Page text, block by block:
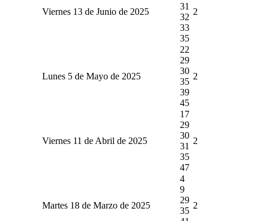
Viernes 13 de Junio de 2025
31
32
33
35
2
Lunes 5 de Mayo de 2025
22
29
30
35
39
45
2
Viernes 11 de Abril de 2025
17
29
30
31
35
47
2
Martes 18 de Marzo de 2025
4
9
29
35
2